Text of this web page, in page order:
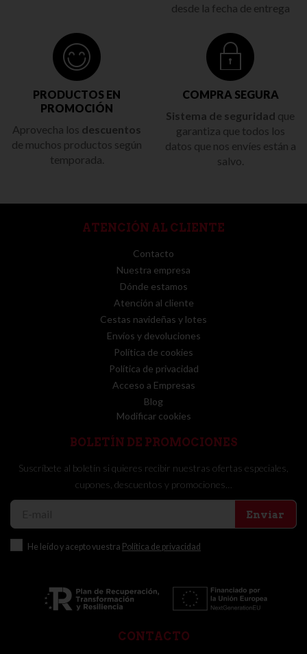
desde la fecha de entrega
PRODUCTOS EN
PROMOCIÓN
Aprovecha los descuentos
de muchos productos según
temporada.
COMPRA SEGURA
Sistema de seguridad que
garantiza que todos los
datos que nos envíes están a
salvo.
ATENCIÓN AL CLIENTE
Contacto
Nuestra empresa
Dónde estamos
Atención al cliente
Cestas navideñas y lotes
Envíos y devoluciones
Política de cookies
Política de privacidad
Acceso a Empresas
Blog
Modificar cookies
BOLETÍN DE PROMOCIONES
Suscríbete al boletín si quieres recibir nuestras ofertas especiales,
cupones, descuentos y promociones…
Enviar
He leído y acepto vuestra Política de privacidad
CONTACTO